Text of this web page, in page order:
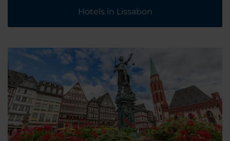
Hotels in Lissabon